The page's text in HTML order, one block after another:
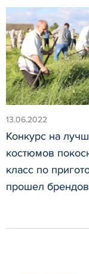
13.06.2022
Конкурс на
костюмов
класс по
прошел